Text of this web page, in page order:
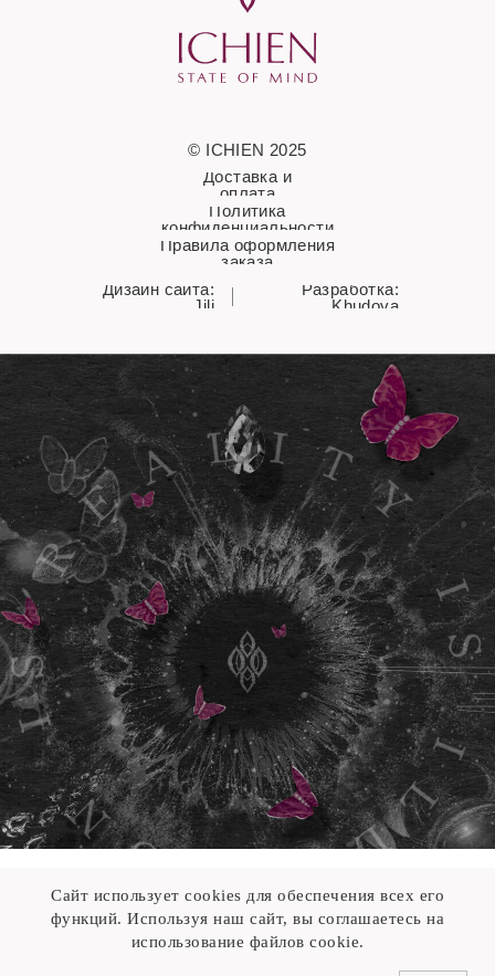
© ICHIEN 2025
Политика
конфиденциальности
Правила оформления
заказа
Разработка:
Khudova
Дизайн сайта:
Jili
Доставка и
оплата
Сайт использует cookies для обеспечения всех его
функций. Используя наш сайт, вы соглашаетесь на
использование файлов cookie.